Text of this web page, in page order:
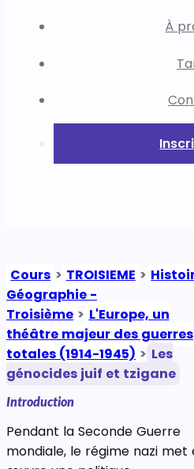
À
Cours > TROISIEME >
Géographie -
Troisième > L'Europe, un
théâtre majeur des guerres
totales (1914-1945) > Les
génocides juif et tzigane
Introduction
Pendant la Seconde Guerre
mondiale, le régime nazi met